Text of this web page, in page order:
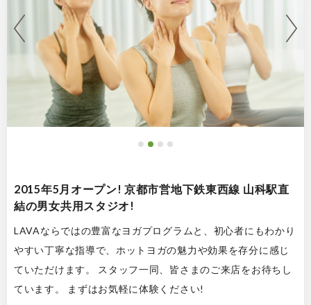
2015年5月オープン! 京都市営地下鉄東西線 山科駅直
結の男女共用スタジオ!
LAVAならではの豊富なヨガプログラムと、初心者にもわかり
やすい丁寧な指導で、ホットヨガの魅力や効果を存分に感じ
ていただけます。 スタッフ一同、皆さまのご来店をお待ちし
ています。 まずはお気軽に体験ください!